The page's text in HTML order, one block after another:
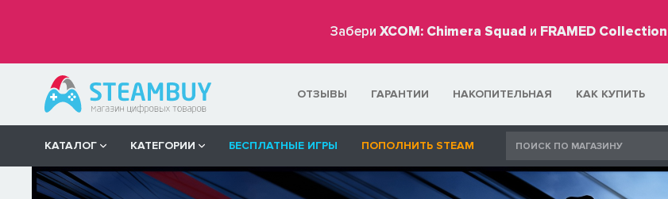
Забери XCOM: Chimera Squad и FRAMED Collection
ОТЗЫВЫ ГАРАНТИИ НАКОПИТЕЛЬНАЯ КАК КУПИТЬ
КАТАЛОГ КАТЕГОРИИ БЕСПЛАТНЫЕ ИГРЫ ПОПОЛНИТЬ STEAM